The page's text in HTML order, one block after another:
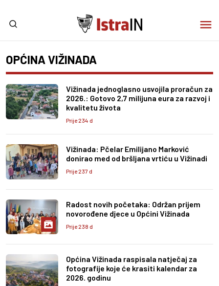
OPĆINA VIŽINADA
Vižinada jednoglasno usvojila proračun za
2026.: Gotovo 2,7 milijuna eura za razvoj i
kvalitetu života
Prije 234 d
Vižinada: Pčelar Emilijano Marković
donirao med od bršljana vrtiću u Vižinadi
Prije 237 d
Radost novih početaka: Održan prijem
novorođene djece u Općini Vižinada
Prije 238 d
Općina Vižinada raspisala natječaj za
fotografije koje će krasiti kalendar za
2026. godinu